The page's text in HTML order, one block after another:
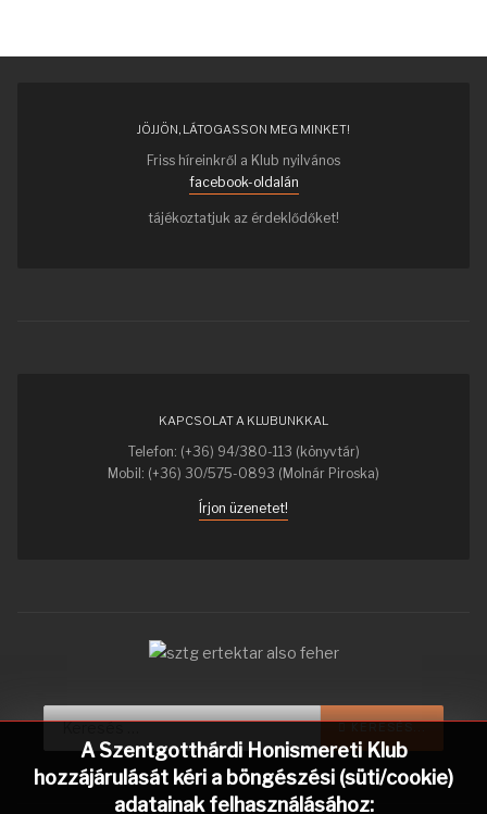
A Szentgotthárdi Honismereti Klub
hozzájárulását kéri a böngészési (süti/cookie)
adatainak felhasználásához:
JÖJJÖN, LÁTOGASSON MEG MINKET!
Friss híreinkről a Klub nyilvános
facebook-oldalán
tájékoztatjuk az érdeklődőket!
KAPCSOLAT A KLUBUNKKAL
Telefon: (+36) 94/380-113 (könyvtár)
Mobil: (+36) 30/575-0893 (Molnár Piroska)
Írjon üzenetet!
Keresés...